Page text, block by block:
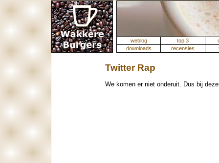
weblog top 3
downloads
recensies
Twitter Rap
We komen er niet onderuit. Dus bij